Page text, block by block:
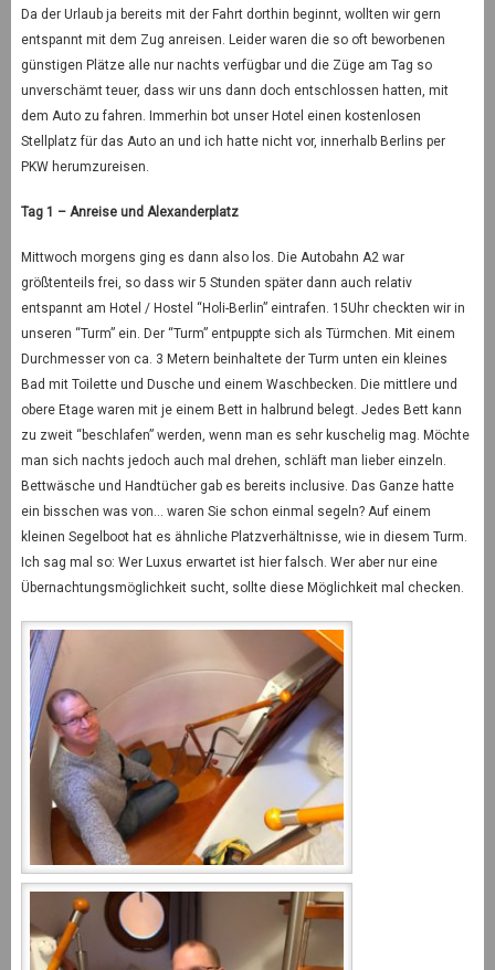
Da der Urlaub ja bereits mit der Fahrt dorthin beginnt, wollten wir gern
entspannt mit dem Zug anreisen. Leider waren die so oft beworbenen
günstigen Plätze alle nur nachts verfügbar und die Züge am Tag so
unverschämt teuer, dass wir uns dann doch entschlossen hatten, mit
dem Auto zu fahren. Immerhin bot unser Hotel einen kostenlosen
Stellplatz für das Auto an und ich hatte nicht vor, innerhalb Berlins per
PKW herumzureisen.
Tag 1 – Anreise und Alexanderplatz
Mittwoch morgens ging es dann also los. Die Autobahn A2 war
größtenteils frei, so dass wir 5 Stunden später dann auch relativ
entspannt am Hotel / Hostel “Holi-Berlin” eintrafen. 15Uhr checkten wir in
unseren “Turm” ein. Der “Turm” entpuppte sich als Türmchen. Mit einem
Durchmesser von ca. 3 Metern beinhaltete der Turm unten ein kleines
Bad mit Toilette und Dusche und einem Waschbecken. Die mittlere und
obere Etage waren mit je einem Bett in halbrund belegt. Jedes Bett kann
zu zweit “beschlafen” werden, wenn man es sehr kuschelig mag. Möchte
man sich nachts jedoch auch mal drehen, schläft man lieber einzeln.
Bettwäsche und Handtücher gab es bereits inclusive. Das Ganze hatte
ein bisschen was von… waren Sie schon einmal segeln? Auf einem
kleinen Segelboot hat es ähnliche Platzverhältnisse, wie in diesem Turm.
Ich sag mal so: Wer Luxus erwartet ist hier falsch. Wer aber nur eine
Übernachtungsmöglichkeit sucht, sollte diese Möglichkeit mal checken.